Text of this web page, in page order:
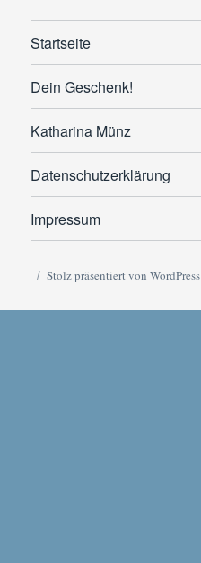
Startseite
Dein Geschenk!
Katharina Münz
Datenschutzerklärung
Impressum
Stolz präsentiert von WordPress